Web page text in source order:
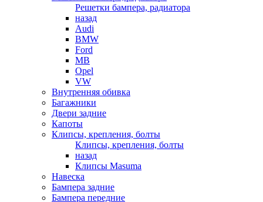
Решетки бампера, радиатора
назад
Audi
BMW
Ford
MB
Opel
VW
Внутренняя обивка
Багажники
Двери задние
Капоты
Клипсы, крепления, болты
Клипсы, крепления, болты
назад
Клипсы Masuma
Навеска
Бампера задние
Бампера передние